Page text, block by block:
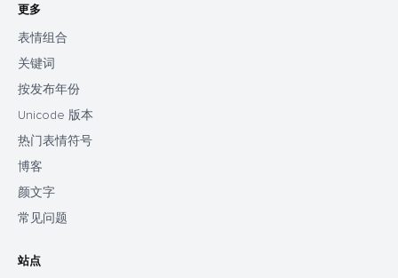
更多
表情组合
关键词
按发布年份
Unicode 版本
热门表情符号
博客
颜文字
常见问题
站点